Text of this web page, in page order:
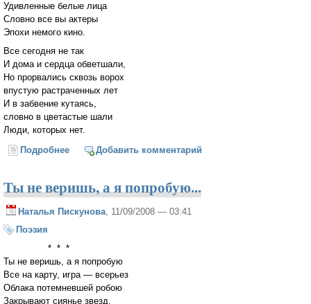
Удивленные белые лица
Словно все вы актеры
Эпохи немого кино.
Все сегодня не так
И дома и сердца обветшали,
Но прорвались сквозь ворох
впустую растраченных лет
И в забвение кутаясь,
словно в цветастые шали
Люди, которых нет.
Подробнее о Поминальная суббота
Добавить комментарий
Ты не веришь, а я попробую...
Наталья Пискунова , 11/09/2008 — 03:41
Поэзия
* * *
Ты не веришь, а я попробую
Все на карту, игра — всерьез
Облака потемневшей робою
Закрывают сиянье звезд.